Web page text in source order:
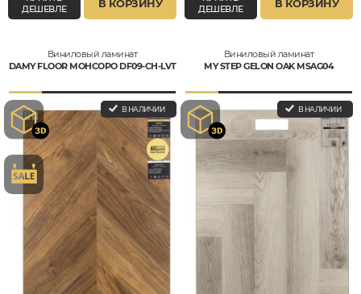
ДЕШЕВЛЕ
В КОРЗИНУ
ДЕШЕВЛЕ
В КОРЗИНУ
Виниловый ламинат
DAMY FLOOR МОНСОРО DF09-CH-LVT
В НАЛИЧИИ
Виниловый ламинат
MY STEP GELON OAK MSAG04
В НАЛИЧИИ